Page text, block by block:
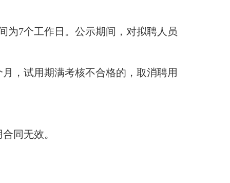
7个工作日。公示期间，对拟聘人员
，试用期满考核不合格的，取消聘用
同无效。